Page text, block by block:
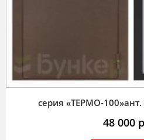
серия «ТЕРМО-
48 000